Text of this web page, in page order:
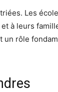
Les
à leurs
rôle